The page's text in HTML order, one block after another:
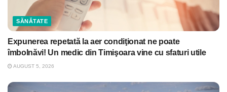
SĂNĂTATE
Expunerea repetată la aer condiţionat ne poate
îmbolnăvi! Un medic din Timişoara vine cu sfaturi utile
AUGUST 5, 2026